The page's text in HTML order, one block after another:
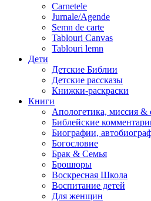
Carnetele
Jurnale/Agende
Semn de carte
Tablouri Canvas
Tablouri lemn
Дети
Детские Библии
Детские рассказы
Книжки-раскраски
Книги
Апологетика, миссия &
Библейские
Биографии,
Богословие
Брак & Семья
Брошюры
Воскресная Школа
Воспитание детей
Для женщин